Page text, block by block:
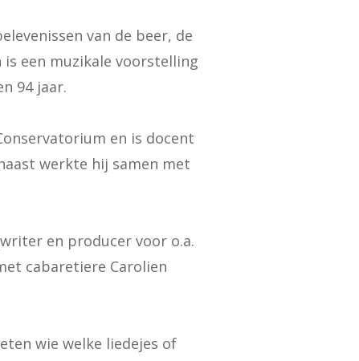
van de beer, de
is een muzikale voorstelling
94 jaar.
en is docent
werkte hij samen met
en producer voor o.a.
cabaretiere Carolien
wie welke liedejes of